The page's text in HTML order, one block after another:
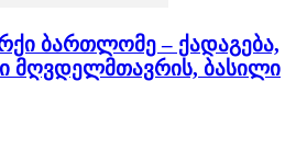
ბართლომე – ქადაგება,
მღვდელმთავრის, ბასილი